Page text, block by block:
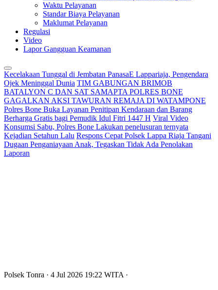
Waktu Pelayanan
Standar Biaya Pelayanan
Maklumat Pelayanan
Regulasi
Video
Lapor Gangguan Keamanan
Kecelakaan Tunggal di Jembatan PanasaE Lappariaja, Pengendara
Ojek Meninggal Dunia TIM GABUNGAN BRIMOB
BATALYON C DAN SAT SAMAPTA POLRES BONE
GAGALKAN AKSI TAWURAN REMAJA DI WATAMPONE
Polres Bone Buka Layanan Penitipan Kendaraan dan Barang
Berharga Gratis bagi Pemudik Idul Fitri 1447 H Viral Video
Konsumsi Sabu, Polres Bone Lakukan penelusuran ternyata
Kejadian Setahun Lalu Respons Cepat Polsek Lappa Riaja Tangani
Dugaan Penganiayaan Anak, Tegaskan Tidak Ada Penolakan
Laporan
Polsek Tonra · 4 Jul 2026 19:22 WITA ·